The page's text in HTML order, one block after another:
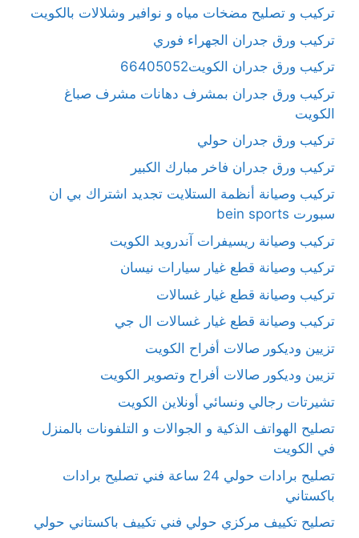
تركيب و تصليح مضخات مياه و نوافير وشلالات بالكويت
تركيب ورق جدران الجهراء فوري
تركيب ورق جدران الكويت66405052
تركيب ورق جدران بمشرف دهانات مشرف صباغ
الكويت
تركيب ورق جدران حولي
تركيب ورق جدران فاخر مبارك الكبير
تركيب وصيانة أنظمة الستلايت تجديد اشتراك بي ان
سبورت bein sports
تركيب وصيانة ريسيفرات آندرويد الكويت
تركيب وصيانة قطع غيار سيارات نيسان
تركيب وصيانة قطع غيار غسالات
تركيب وصيانة قطع غيار غسالات ال جي
تزيين وديكور صالات أفراح الكويت
تزيين وديكور صالات أفراح وتصوير الكويت
تشيرتات رجالي ونسائي أونلاين الكويت
تصليح الهواتف الذكية و الجوالات و التلفونات بالمنزل
في الكويت
تصليح برادات حولي 24 ساعة فني تصليح برادات
باكستاني
تصليح تكييف مركزي حولي فني تكييف باكستاني حولي